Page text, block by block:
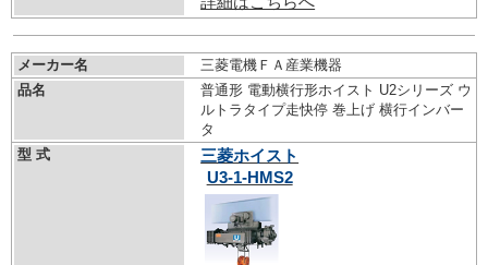
メーカー名
三菱電機ＦＡ産業機器
品名
普通形 電動横行形ホイスト U2シリーズ ウ
ルトラタイプ走快停 巻上げ 横行インバー
タ
型 式
三菱ホイスト
U3-1-HMS2